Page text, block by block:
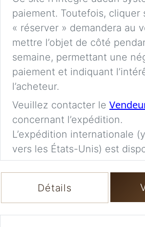
paiement. Toutefois, cliquer
« réserver » demandera au
mettre l’objet de côté
semaine, permettant une
paiement et indiquant
l’acheteur.
Veuillez contacter le
concernant l’expédition.
L’expédition internationale
vers les États-Unis) est
Détails